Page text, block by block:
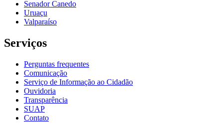
Senador Canedo
Uruaçu
Valparaíso
Serviços
Perguntas frequentes
Comunicação
Serviço de Informação ao Cidadão
Ouvidoria
Transparência
SUAP
Contato